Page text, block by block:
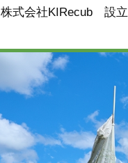
株式会社KIRecub 設立